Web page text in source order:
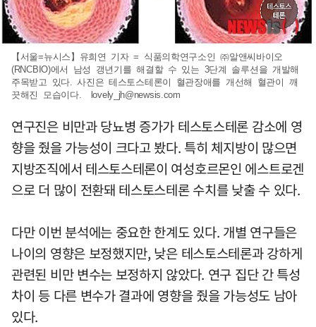
【서울=뉴시스】유희연 기자 = 식품의학연구소인 ㈜알앤씨바이오
(RNCBIO)에서 남성 갱년기를 해결할 수 있는 3단계 솔루션을 개발해
주목받고 있다. 사진은 테스토스테론이 혈관장애를 개선해 혈관이 깨
끗해진 모습이다. lovely_jh@newsis.com
연구진은 비만과 당뇨병 증가가 테스토스테론 감소에 영
향을 줬을 가능성이 크다고 봤다. 특히 체지방이 많으면
지방조직에서 테스토스테론이 여성호르몬인 에스트로겐
으로 더 많이 전환돼 테스토스테론 수치를 낮출 수 있다.
다만 이번 분석에는 중요한 한계도 있다. 개별 연구들은
나이의 영향은 보정했지만, 낮은 테스토스테론과 강하게
관련된 비만 변수는 보정하지 않았다. 연구 집단 간 특성
차이 등 다른 변수가 결과에 영향을 줬을 가능성도 남아
있다.